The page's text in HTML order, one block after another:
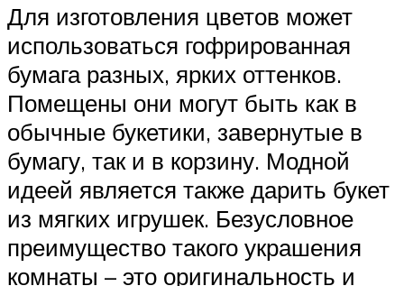
Для изготовления цветов может
использоваться гофрированная
бумага разных, ярких оттенков.
Помещены они могут быть как в
обычные букетики, завернутые в
бумагу, так и в корзину. Модной
идеей является также дарить букет
из мягких игрушек. Безусловное
преимущество такого украшения
комнаты – это оригинальность и